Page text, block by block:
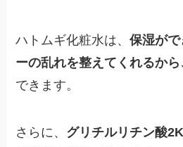
ハトムギ化粧水は、保湿が
ーの乱れを整えてくれるか
できます。
さらに、 グリチルリチン酸